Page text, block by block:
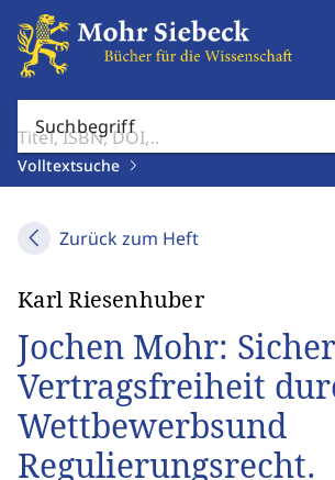
Suchbegriff
Volltextsuche
Zurück zum Heft
Karl Riesenhuber
Jochen Mohr:
Vertragsfreiheit
Wettbewerbsund
Regulierungsrecht.